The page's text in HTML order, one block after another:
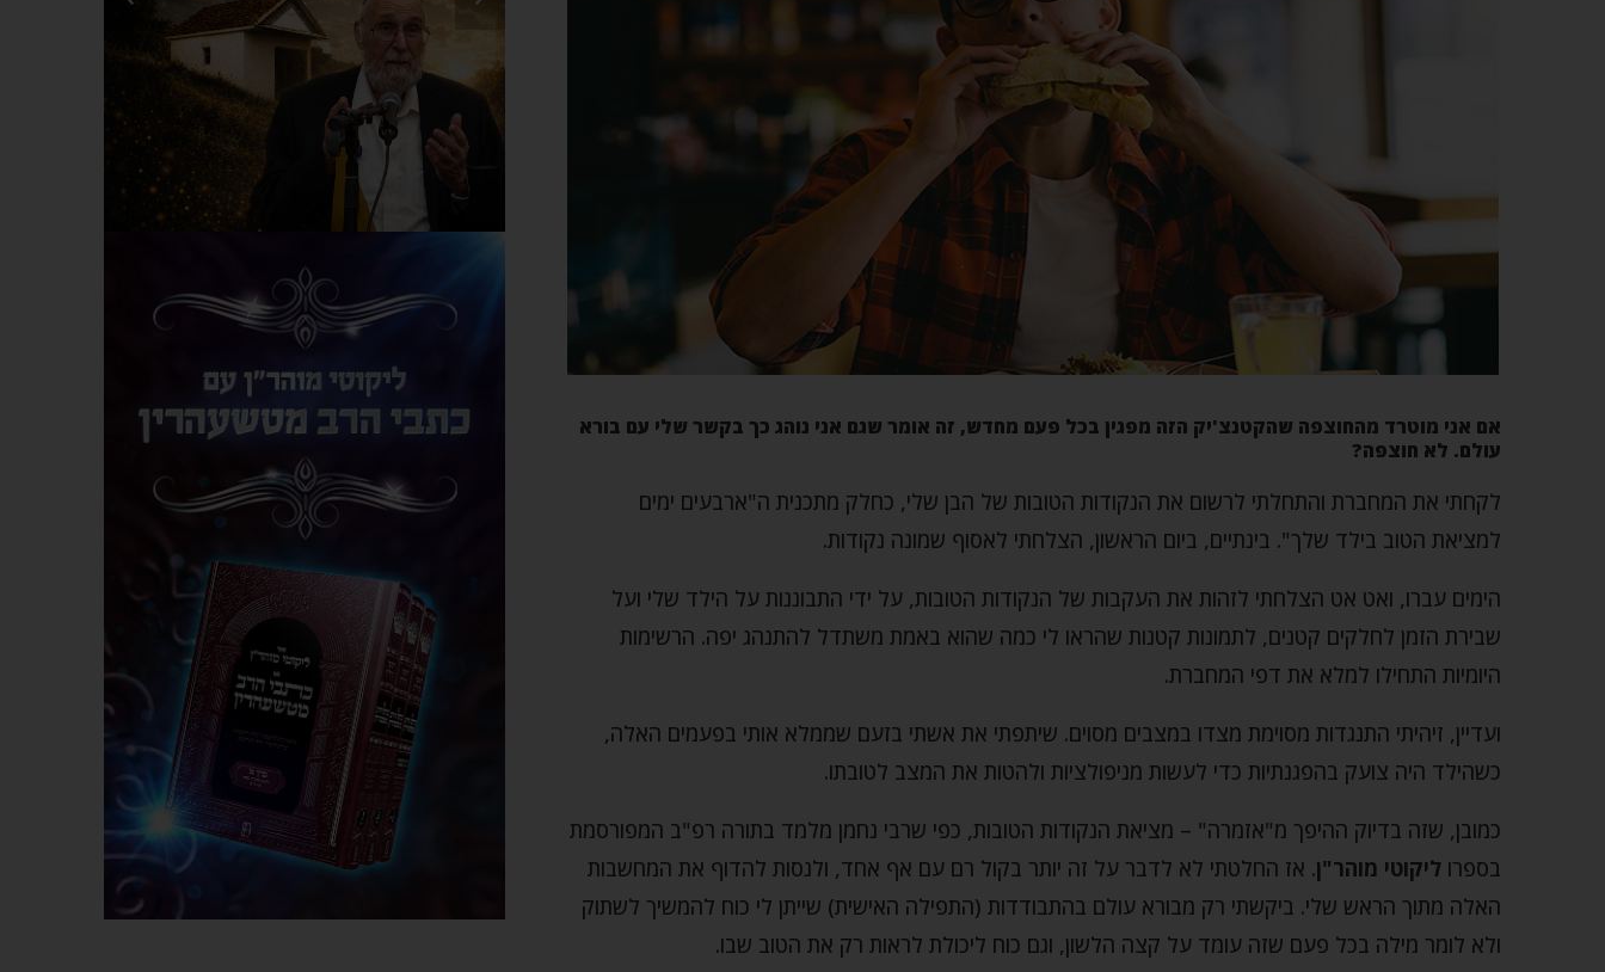
אם אני מוטרד מהחוצפה שהקטנצ'יק הזה מפגין בכל פעם מחדש, זה אומר שגם אני נוהג כך בקשר שלי עם בורא
עולם. לא חוצפה?
לקחתי את המחברת והתחלתי לרשום את הנקודות הטובות של הבן שלי, כחלק מתכנית ה"ארבעים ימים
למציאת הטוב בילד שלך". בינתיים, ביום הראשון, הצלחתי לאסוף שמונה נקודות.
הימים עברו, ואט אט הצלחתי לזהות את העקבות של הנקודות הטובות, על ידי התבוננות על הילד שלי ועל
שבירת הזמן לחלקים קטנים, לתמונות קטנות שהראו לי כמה שהוא באמת משתדל להתנהג יפה. הרשימות
היומיות התחילו למלא את דפי המחברת.
ועדיין, זיהיתי התנגדות מסוימת מצדו במצבים מסוים. שיתפתי את אשתי בזעם שממלא אותי בפעמים האלה,
כשהילד היה צועק בהפגנתיות כדי לעשות מניפולציות ולהטות את המצב לטובתו.
כמובן, שזה בדיוק ההיפך מ"אזמרה" – מציאת הנקודות הטובות, כפי שרבי נחמן מלמד בתורה רפ"ב המפורסמת
בספרו ליקוטי מוהר"ן. אז החלטתי לא לדבר על זה יותר בקול רם עם אף אחד, ולנסות להדוף את המחשבות
האלה מתוך הראש שלי. ביקשתי רק מבורא עולם בהתבודדות (התפילה האישית) שייתן לי כוח להמשיך לשתוק
ולא לומר מילה בכל פעם שזה עומד על קצה הלשון, וגם כוח ליכולת לראות רק את הטוב שבו.